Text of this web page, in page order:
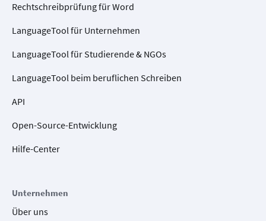
Rechtschreibprüfung für Word
LanguageTool für Unternehmen
LanguageTool für Studierende & NGOs
LanguageTool beim beruflichen Schreiben
API
Open-Source-Entwicklung
Hilfe-Center
Unternehmen
Über uns